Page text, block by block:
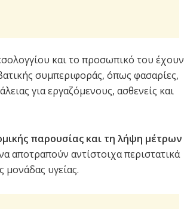
και το προσωπικό του έχουν
συμπεριφοράς, όπως φασαρίες,
για εργαζόμενους, ασθενείς και
παρουσίας και τη λήψη μέτρων
αποτραπούν αντίστοιχα περιστατικά
μονάδας υγείας.